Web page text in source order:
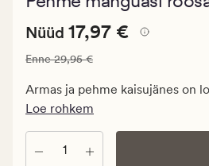
Nåværende
17,97
€.
Vanlig
Nåværende pris_ee
Nüüd 17,97 €
Vanlig pris_ee
Enne29,95 €
Armas ja pehme kaisujänes on
Loe rohkem
Kogus